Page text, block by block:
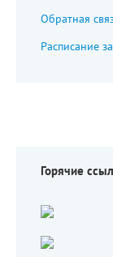
Обратная
Расписание
Горячие